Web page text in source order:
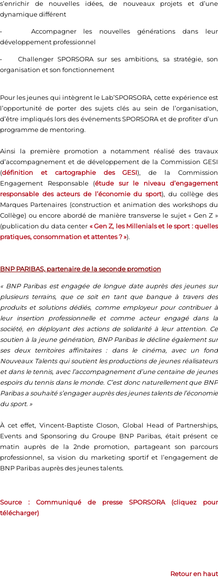
s’enrichir de nouvelles idées, de nouveaux projets et d’une
dynamique différent
• Accompagner les nouvelles générations dans leur
développement professionnel
• Challenger SPORSORA sur ses ambitions, sa stratégie, son
organisation et son fonctionnement
Pour les jeunes qui intègrent le Lab’SPORSORA, cette expérience est
l’opportunité de porter des sujets clés au sein de l’organisation,
d’être impliqués lors des événements SPORSORA et de profiter d’un
programme de mentoring.
Ainsi la première promotion a notamment réalisé des travaux
d’accompagnement et de développement de la Commission GESI
(définition et cartographie des GESI), de la Commission
Engagement Responsable (étude sur le niveau d’engagement
responsable des acteurs de l’économie du sport), du collège des
Marques Partenaires (construction et animation des workshops du
Collège) ou encore abordé de manière transverse le sujet « Gen Z »
(publication du data center « Gen Z, les Millenials et le sport : quelles
pratiques, consommation et attentes ? »).
BNP PARIBAS, partenaire de la seconde promotion
« BNP Paribas est engagée de longue date auprès des jeunes sur
plusieurs terrains, que ce soit en tant que banque à travers des
produits et solutions dédiés, comme employeur pour contribuer à
leur insertion professionnelle et comme acteur engagé dans la
société, en déployant des actions de solidarité à leur attention. Ce
soutien à la jeune génération, BNP Paribas le décline également sur
ses deux territoires affinitaires : dans le cinéma, avec un fond
Nouveaux Talents qui soutient les productions de jeunes réalisateurs
et dans le tennis, avec l’accompagnement d’une centaine de jeunes
espoirs du tennis dans le monde. C’est donc naturellement que BNP
Paribas a souhaité s’engager auprès des jeunes talents de l’économie
du sport. »
À cet effet, Vincent-Baptiste Closon, Global Head of Partnerships,
Events and Sponsoring du Groupe BNP Paribas, était présent ce
matin auprès de la 2nde promotion, partageant son parcours
professionnel, sa vision du marketing sportif et l’engagement de
BNP Paribas auprès des jeunes talents.
Source : Communiqué de presse SPORSORA (cliquez pour
télécharger)
Retour en haut